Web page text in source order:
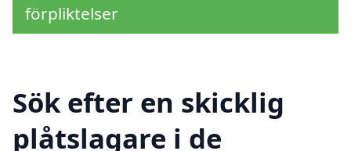
förpliktelser
Sök efter en skicklig
plåtslagare i de